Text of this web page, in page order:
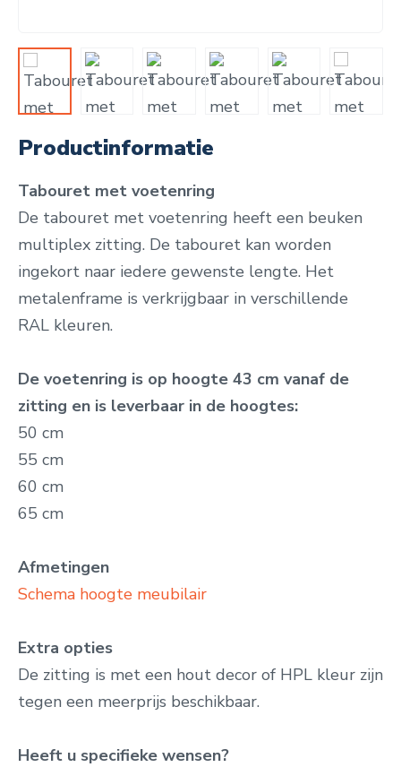
Productinformatie
Tabouret met voetenring
De tabouret met voetenring heeft een beuken
multiplex zitting. De tabouret kan worden
ingekort naar iedere gewenste lengte. Het
metalenframe is verkrijgbaar in verschillende
RAL kleuren.
De voetenring is op hoogte 43 cm vanaf de
zitting en is leverbaar in de hoogtes:
50 cm
55 cm
60 cm
65 cm
Afmetingen
Schema hoogte meubilair
Extra opties
De zitting is met een hout decor of HPL kleur zijn
tegen een meerprijs beschikbaar.
Heeft u specifieke wensen?